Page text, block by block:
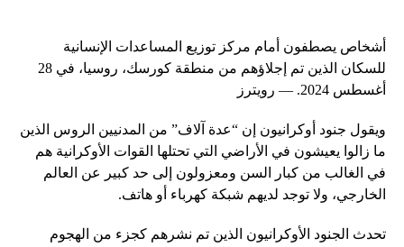
أشخاص يصطفون أمام مركز توزيع المساعدات الإنسانية
للسكان الذين تم إجلاؤهم من منطقة كورسك، روسيا، في 28
أغسطس 2024. — رويترز
ويقول جنود أوكرانيون إن “عدة آلاف” من المدنيين الروس الذين
ما زالوا يعيشون في الأراضي التي تحتلها القوات الأوكرانية هم
في الغالب من كبار السن ومعزولون إلى حد كبير عن العالم
الخارجي، ولا توجد لديهم شبكة كهرباء أو هاتف.
تحدث الجنود الأوكرانيون الذين تم نشرهم كجزء من الهجوم